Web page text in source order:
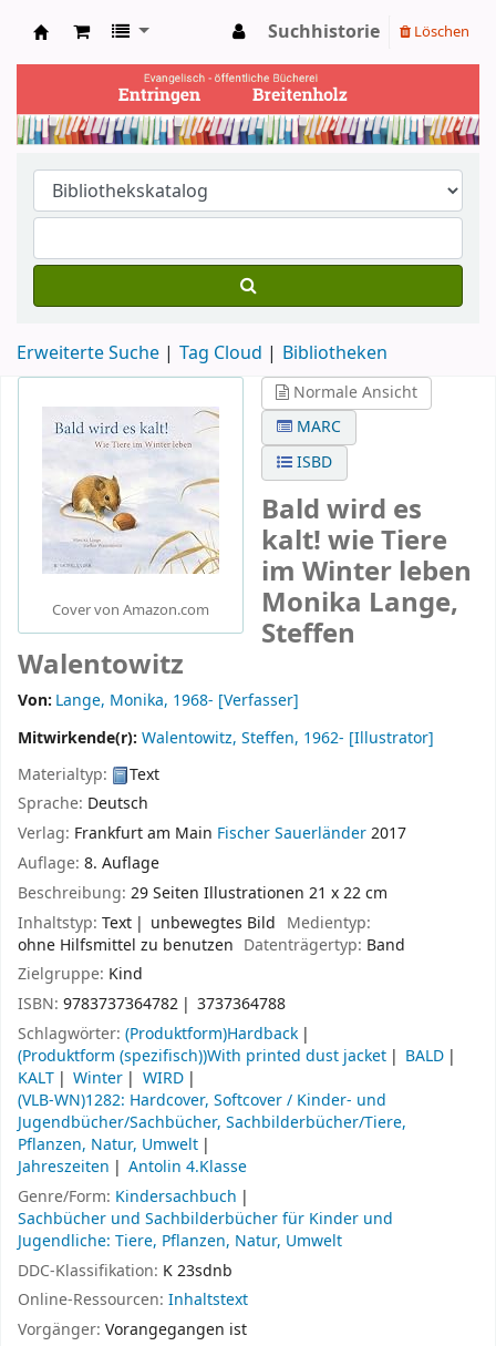
Ev. Bücherei Entringen
Suchhistorie Löschen
Erweiterte Suche Tag Cloud Bibliotheken
Cover von Amazon.com
Normale Ansicht
MARC
ISBD
Bald wird es
kalt! wie Tiere
im Winter leben
Monika Lange,
Steffen
Walentowitz
Von: Lange, Monika, 1968- [Verfasser]
Mitwirkende(r): Walentowitz, Steffen, 1962- [Illustrator]
Materialtyp:
Text
Sprache: Deutsch
Verlag: Frankfurt am Main Fischer Sauerländer2017
Auflage: 8. Auflage
Beschreibung: 29 Seiten Illustrationen 21 x 22 cm
Inhaltstyp: Text unbewegtes Bild Medientyp:
ohne Hilfsmittel zu benutzen Datenträgertyp: Band
Zielgruppe: Kind
ISBN: 9783737364782
3737364788
Schlagwörter: (Produktform)Hardback
(Produktform (spezifisch))With printed dust jacket
BALD
KALT
Winter
WIRD
(VLB-WN)1282: Hardcover, Softcover / Kinder- und
Jugendbücher/Sachbücher, Sachbilderbücher/Tiere,
Pflanzen, Natur, Umwelt
Jahreszeiten
Antolin 4.Klasse
Genre/Form: Kindersachbuch
Sachbücher und Sachbilderbücher für Kinder und
Jugendliche: Tiere, Pflanzen, Natur, Umwelt
DDC-Klassifikation: K 23sdnb
Online-Ressourcen: Inhaltstext
Vorgänger: Vorangegangen ist